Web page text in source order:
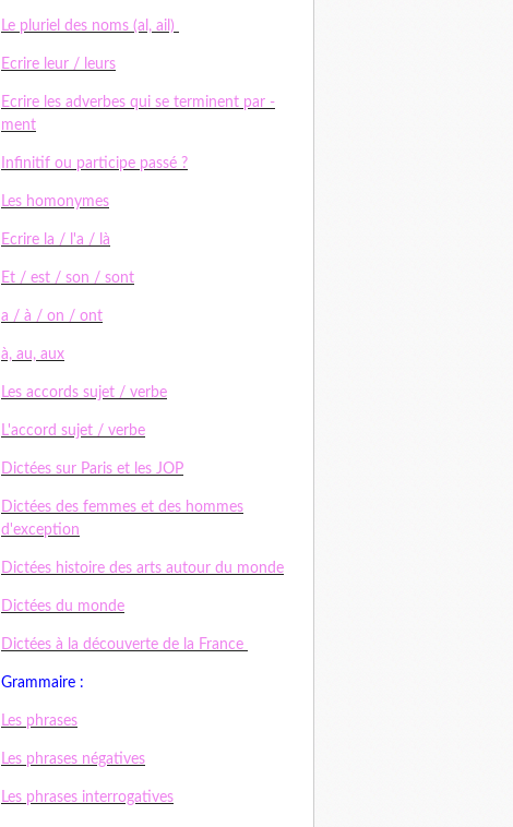
Le pluriel des noms (al, ail)
Ecrire leur / leurs
Ecrire les adverbes qui se terminent par -
ment
Infinitif ou participe passé ?
Les homonymes
Ecrire la / l'a / là
Et / est / son / sont
a / à / on / ont
à, au, aux
Les accords sujet / verbe
L'accord sujet / verbe
Dictées sur Paris et les JOP
Dictées des femmes et des hommes
d'exception
Dictées histoire des arts autour du monde
Dictées du monde
Dictées à la découverte de la France
Grammaire :
Les phrases
Les phrases négatives
Les phrases interrogatives